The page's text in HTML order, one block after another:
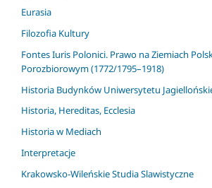
Eurasia
Filozofia Kultury
Fontes Iuris Polonici. Prawo na Ziemiach
Porozbiorowym (1772/1795–1918)
Historia Budynków Uniwersytetu
Historia, Hereditas, Ecclesia
Historia w Mediach
Interpretacje
Krakowsko-Wileńskie Studia Slawistyczne